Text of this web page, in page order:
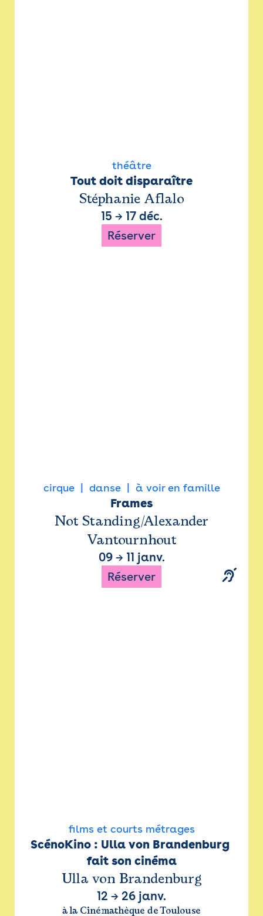
théâtre
Tout doit disparaître
Stéphanie Aflalo
15 → 17 déc.
Réserver
cirque danse à voir en famille
Frames
Not Standing/Alexander
Vantournhout
09→ 11 janv.
Réserver
films et courts métrages
ScénoKino : Ulla von Brandenburg
fait son cinéma
Ulla von Brandenburg
12 → 26 janv.
à la Cinémathèque de Toulouse